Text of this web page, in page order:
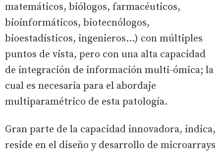
matemáticos, biólogos, farmacéuticos,
bioinformáticos, biotecnólogos,
bioestadísticos, ingenieros…) con múltiples
puntos de vista, pero con una alta capacidad
de integración de información multi-ómica; la
cual es necesaria para el abordaje
multiparamétrico de esta patología.
Gran parte de la capacidad innovadora, indica,
reside en el diseño y desarrollo de microarrays